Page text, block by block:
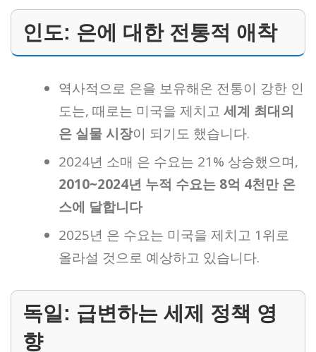
인도: 은에 대한 전통적 애착
역사적으로 은을 보유해온 전통이 강한 인
도는, 때로는 미국을 제치고 세계 최대의
은 실물 시장이 되기도 했습니다.
2024년 소매 은 수요는 21% 상승했으며,
2010~2024년 누적 수요는 8억 4천만 온
스에 달합니다
2025년 은 수요는 미국을 제치고 1위로
올라설 것으로 예상하고 있습니다.
독일: 급변하는 세제 정책 영
향